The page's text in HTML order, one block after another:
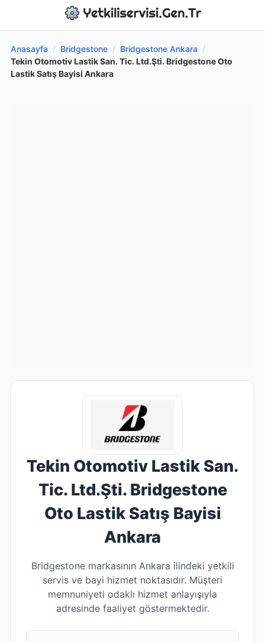
Anasayfa / Bridgestone / Bridgestone Ankara /
Tekin Otomotiv Lastik San. Tic. Ltd.Şti. Bridgestone Oto
Lastik Satış Bayisi Ankara
Tekin Otomotiv Lastik San.
Tic. Ltd.Şti. Bridgestone
Oto Lastik Satış Bayisi
Ankara
Bridgestone markasının Ankara ilindeki yetkili
servis ve bayi hizmet noktasıdır. Müşteri
memnuniyeti odaklı hizmet anlayışıyla
adresinde faaliyet göstermektedir.